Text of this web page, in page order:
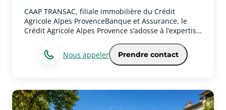
CAAP TRANSAC, filiale immobilière du Crédit
Agricole Alpes ProvenceBanque et Assurance, le
Crédit Agricole Alpes Provence s’adosse à l’expertise
réussite de vos projets .
Prendre contact
Nous appeler